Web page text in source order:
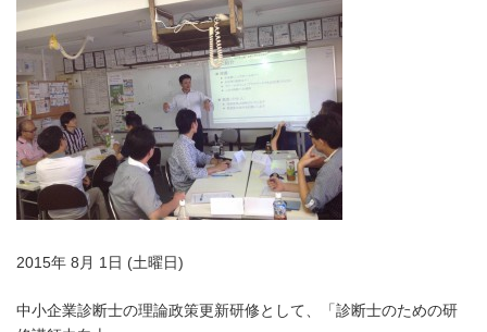
2015年 8月 1日 (土曜日)
中小企業診断士の理論政策更新研修として、「診断士のための研